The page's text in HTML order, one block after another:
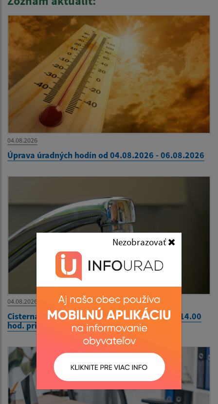
Nezobrazovať
04.08.2026
Úprava úradných hodín od 04.08.2026 - 06.08.2026
04.08.2026
Cisterna s pitnou vodou 04.08.2026 - 13.00 - 14.00
hod. pri Komunitnom centre